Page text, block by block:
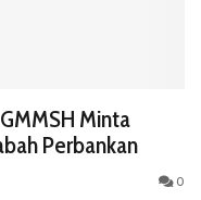
Minta
Perbankan
0